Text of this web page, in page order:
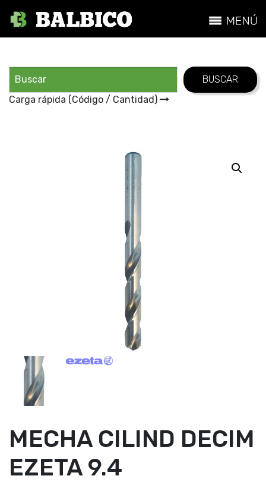
Carga rápida (Código / Cantidad)
MECHA CILIND DECIM
EZETA 9.4